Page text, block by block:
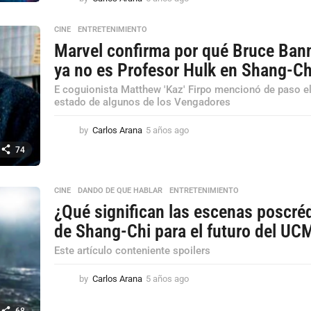
s
a
g
o
74
CINE ,ENTRETENIMIENTO
Marvel confirma por qué Bruce
ya no es Profesor Hulk en Shang-
E coguionista Matthew 'Kaz' Firpo mencionó de paso el
estado de algunos de los Vengadores
by Carlos Arana 5 años ago
a
CINE ,DANDO DE QUE HABLAR ,ENTRETENIMIENTO
¿Qué significan las escenas
de Shang-Chi para el futuro del
Este artículo conteniente spoilers
by Carlos Arana 5 años ago